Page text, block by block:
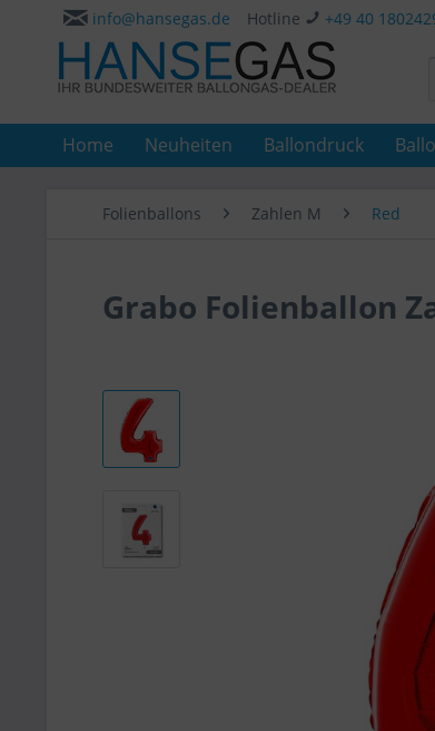
info@hansegas.de Hotline +49 40
Home Neuheiten Ballondruck
Folienballons Zahlen M Red
Grabo Folienballon